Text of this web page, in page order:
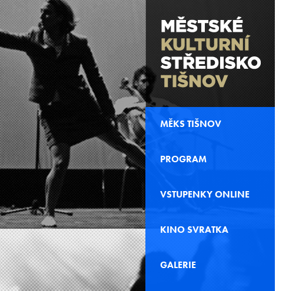
MĚKS TIŠNOV
PROGRAM
VSTUPENKY ONLINE
KINO SVRATKA
GALERIE